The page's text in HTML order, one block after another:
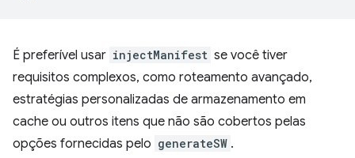
É preferível usar injectManifest se você tiver
requisitos complexos, como roteamento avançado,
estratégias personalizadas de armazenamento em
cache ou outros itens que não são cobertos pelas
opções fornecidas pelo generateSW .